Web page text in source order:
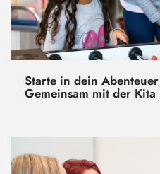
Starte in dein
Gemeinsam mit der